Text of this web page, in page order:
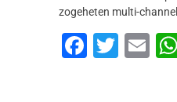
zogeheten multi-
F
T
E